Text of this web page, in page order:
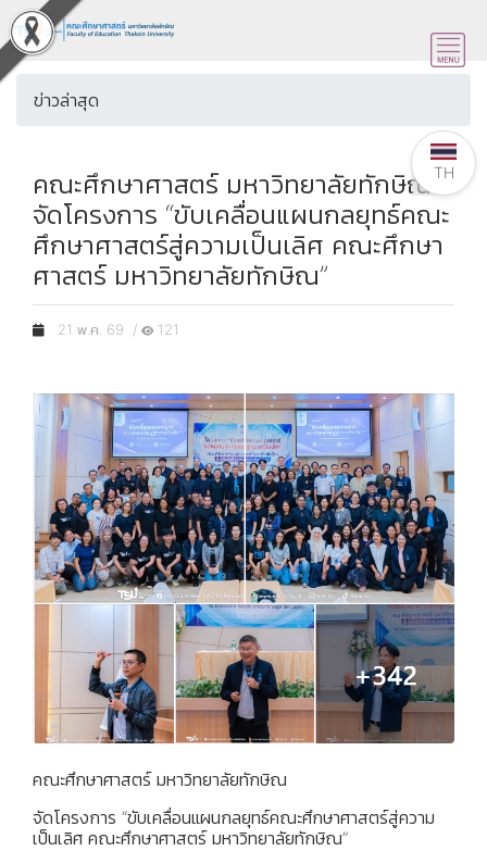
ข่าวล่าสุด
คณะศึกษาศาสตร์ มหาวิทยาลัยทักษิณ
จัดโครงการ “ขับเคลื่อนแผนกลยุทธ์คณะ
ศึกษาศาสตร์สู่ความเป็นเลิศ คณะศึกษา
ศาสตร์ มหาวิทยาลัยทักษิณ”
21 พ.ค. 69 / 121
คณะศึกษาศาสตร์ มหาวิทยาลัยทักษิณ
จัดโครงการ “ขับเคลื่อนแผนกลยุทธ์คณะศึกษาศาสตร์สู่ความ
เป็นเลิศ คณะศึกษาศาสตร์ มหาวิทยาลัยทักษิณ”
TH